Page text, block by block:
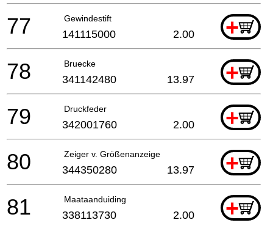
Gewindestift +
77 141115000 2.00
Bruecke +
78 341142480 13.97
Druckfeder +
79 342001760 2.00
Zeiger v. Größenanzeige +
80 344350280 13.97
Maataanduiding +
81 338113730 2.00